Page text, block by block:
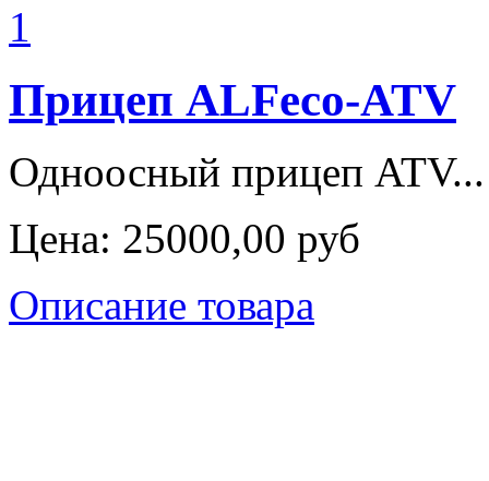
Прицеп ALFeco-ATV
Одноосный прицеп ATV...
Цена: 25000,00 руб
Описание товара